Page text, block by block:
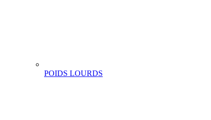
POIDS LOURDS